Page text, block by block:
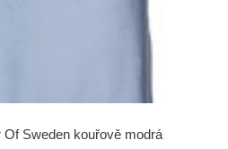
Sweden kouřově modrá